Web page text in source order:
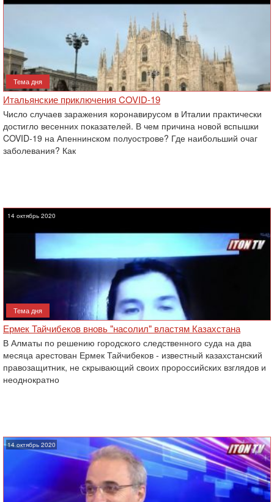
Тема дня
Итальянские приключения COVID-19
Число случаев заражения коронавирусом в Италии практически
достигло весенних показателей. В чем причина новой вспышки
COVID-19 на Апеннинском полуострове? Где наибольший очаг
заболевания? Как
14 октябрь 2020
Тема дня
Ермек Тайчибеков вновь "насолил" властям Казахстана
В Алматы по решению городского следственного суда на два
месяца арестован Ермек Тайчибеков - известный казахстанский
правозащитник, не скрывающий своих пророссийских взглядов и
неоднократно
14 октябрь 2020